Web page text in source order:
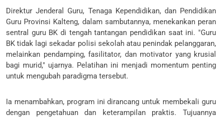
Direktur Jenderal Guru, Tenaga Kependidikan, dan Pendidikan
Guru Provinsi Kalteng, dalam sambutannya, menekankan peran
sentral guru BK di tengah tantangan pendidikan saat ini. "Guru
BK tidak lagi sekadar polisi sekolah atau penindak pelanggaran,
melainkan pendamping, fasilitator, dan motivator yang krusial
bagi murid," ujarnya. Pelatihan ini menjadi momentum penting
untuk mengubah paradigma tersebut.
Ia menambahkan, program ini dirancang untuk membekali guru
dengan pengetahuan dan keterampilan praktis. Tujuannya